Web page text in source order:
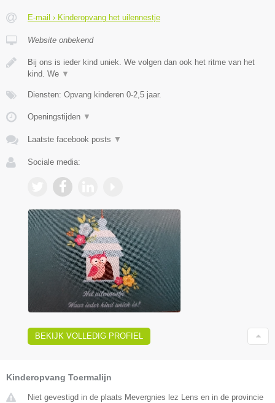
E-mail › Kinderopvang het uilennestje
Website onbekend
Bij ons is ieder kind uniek. We volgen dan ook het ritme van het
kind. We ▼
Diensten: Opvang kinderen 0-2,5 jaar.
Openingstijden ▼
Laatste facebook posts ▼
Sociale media:
BEKIJK VOLLEDIG PROFIEL
Kinderopvang Toermalijn
Niet gevestigd in de plaats Mevergnies lez Lens en in de provincie